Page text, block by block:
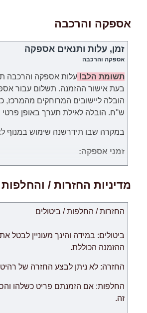
אספקה והרכבה
זמן, עלות ותנאים אספקה
אספקה והרכבה
תשומת הלב! עלות אספקה והרכבה
בעת אישור ההזמנה. תשלום עבור
ש''ח. הובלה לאילת תערך באופן פרטי
במקרה שבו תידרשנה שימוש במנוף
זמני אספקה:
אישור לעסקה מחברת כרטיסי
לאיחור.
צוות האתר עושה כל המאמצים על
החנות אינה אחראית לכל עיכוב.
ריהוט מקטגוריית "רהיטים מודולריים
מדיניות החזרות / והחלפות
החזרות / החלפות / ביטולים
ההזמנה הכוללת.
החזרה: לא ניתן לבצע החזרה של
החלפות: אם הזמנתם פריט כשלהו
זה.